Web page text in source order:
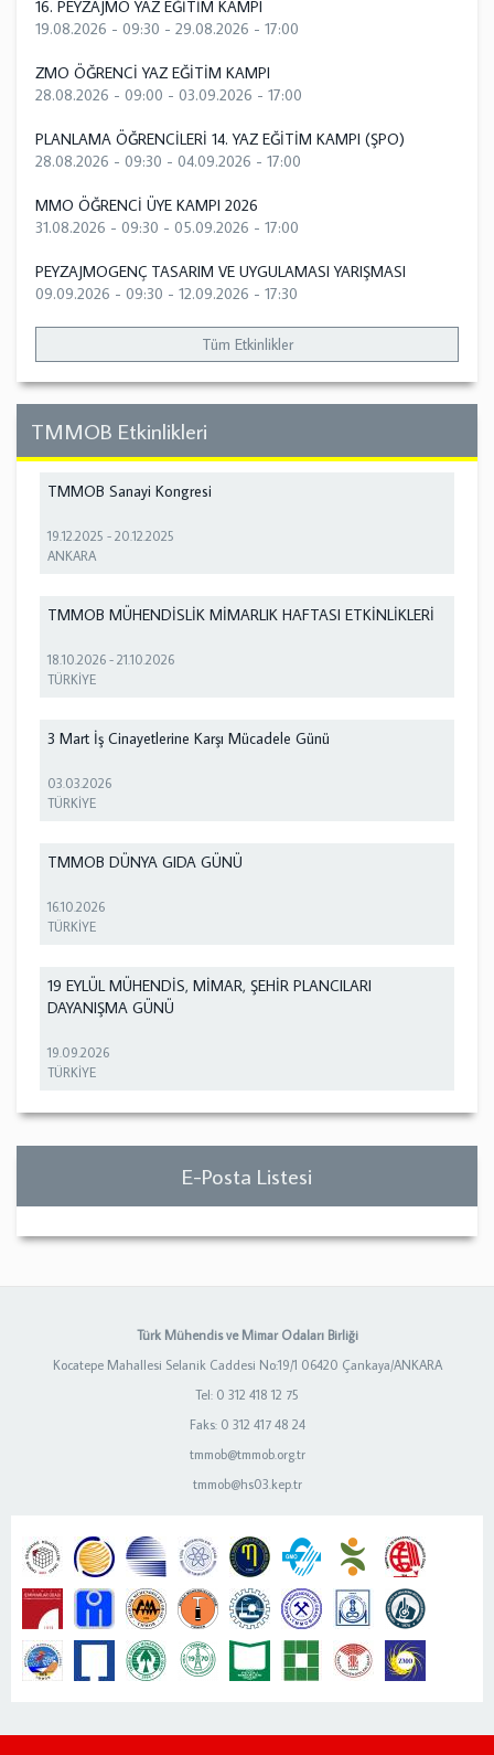
16. PEYZAJMO YAZ EĞİTİM KAMPI
19.08.2026 - 09:30 - 29.08.2026 - 17:00
ZMO ÖĞRENCİ YAZ EĞİTİM KAMPI
28.08.2026 - 09:00 - 03.09.2026 - 17:00
PLANLAMA ÖĞRENCİLERİ 14. YAZ EĞİTİM KAMPI (ŞPO)
28.08.2026 - 09:30 - 04.09.2026 - 17:00
MMO ÖĞRENCİ ÜYE KAMPI 2026
31.08.2026 - 09:30 - 05.09.2026 - 17:00
PEYZAJMOGENÇ TASARIM VE UYGULAMASI YARIŞMASI
09.09.2026 - 09:30 - 12.09.2026 - 17:30
Tüm Etkinlikler
TMMOB Etkinlikleri
TMMOB Sanayi Kongresi
19.12.2025 -20.12.2025
ANKARA
TMMOB MÜHENDİSLİK MİMARLIK HAFTASI ETKİNLİKLERİ
18.10.2026 -21.10.2026
TÜRKİYE
3 Mart İş Cinayetlerine Karşı Mücadele Günü
03.03.2026
TÜRKİYE
TMMOB DÜNYA GIDA GÜNÜ
16.10.2026
TÜRKİYE
19 EYLÜL MÜHENDİS, MİMAR, ŞEHİR PLANCILARI
DAYANIŞMA GÜNÜ
19.09.2026
TÜRKİYE
E-Posta Listesi
Türk Mühendis ve Mimar Odaları Birliği
Kocatepe Mahallesi Selanik Caddesi No:19/1 06420 Çankaya/ANKARA
Tel: 0 312 418 12 75
Faks: 0 312 417 48 24
tmmob@tmmob.org.tr
tmmob@hs03.kep.tr